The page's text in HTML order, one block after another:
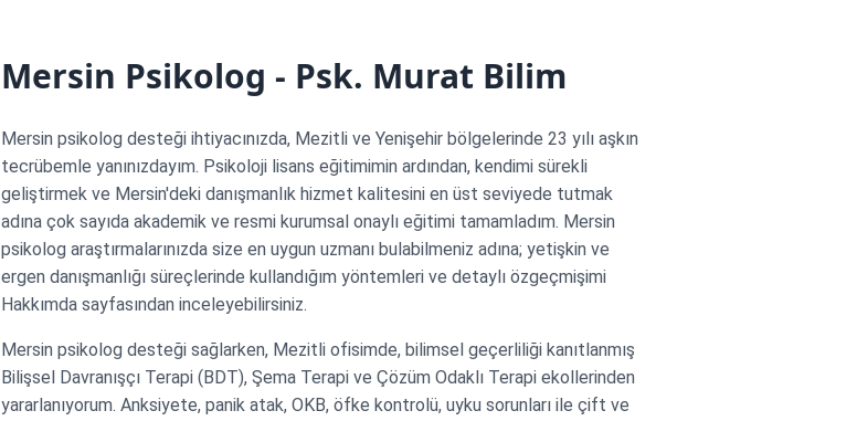
Mersin Psikolog - Psk. Murat Bilim
Mersin psikolog desteği ihtiyacınızda, Mezitli ve Yenişehir bölgelerinde 23 yılı aşkın
tecrübemle yanınızdayım. Psikoloji lisans eğitimimin ardından, kendimi sürekli
geliştirmek ve Mersin'deki danışmanlık hizmet kalitesini en üst seviyede tutmak
adına çok sayıda akademik ve resmi kurumsal onaylı eğitimi tamamladım. Mersin
psikolog araştırmalarınızda size en uygun uzmanı bulabilmeniz adına; yetişkin ve
ergen danışmanlığı süreçlerinde kullandığım yöntemleri ve detaylı özgeçmişimi
Hakkımda sayfasından inceleyebilirsiniz.
Mersin psikolog desteği sağlarken, Mezitli ofisimde, bilimsel geçerliliği kanıtlanmış
Bilişsel Davranışçı Terapi (BDT), Şema Terapi ve Çözüm Odaklı Terapi ekollerinden
yararlanıyorum. Anksiyete, panik atak, OKB, öfke kontrolü, uyku sorunları ile çift ve